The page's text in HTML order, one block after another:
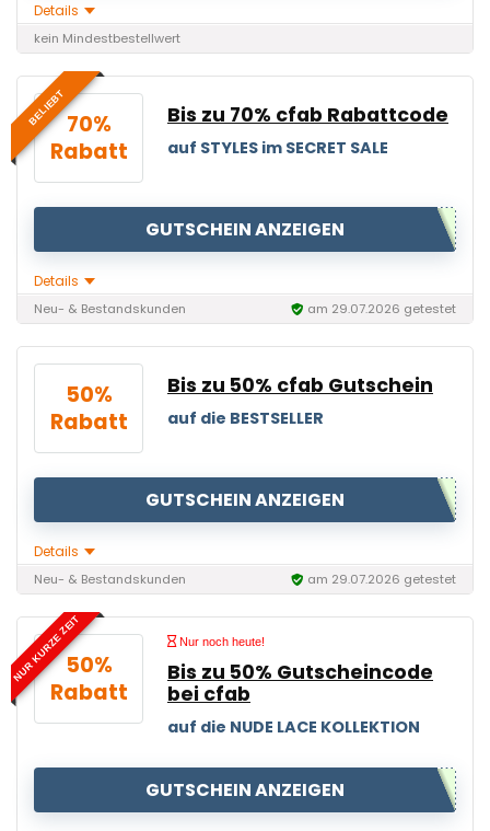
Details
kein Mindestbestellwert
BELIEBT70%
Rabatt
Bis zu 70% cfab Rabattcode
auf STYLES im SECRET SALE
GUTSCHEIN ANZEIGEN
Details
Neu- & Bestandskunden am 29.07.2026 getestet
50%
Rabatt
Bis zu 50% cfab Gutschein
auf die BESTSELLER
GUTSCHEIN ANZEIGEN
Details
Neu- & Bestandskunden am 29.07.2026 getestet
NUR KURZE ZEIT50%
Rabatt
Nur noch heute!
Bis zu 50% Gutscheincode
bei cfab
auf die NUDE LACE KOLLEKTION
GUTSCHEIN ANZEIGEN